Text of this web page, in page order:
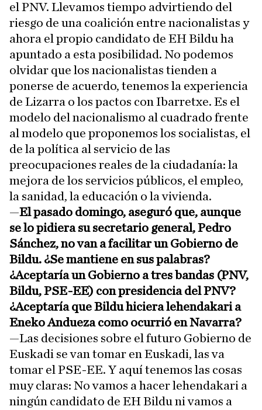
el PNV. Llevamos tiempo advirtiendo del
riesgo de una coalición entre nacionalistas y
ahora el propio candidato de EH Bildu ha
apuntado a esta posibilidad. No podemos
olvidar que los nacionalistas tienden a
ponerse de acuerdo, tenemos la experiencia
de Lizarra o los pactos con Ibarretxe. Es el
modelo del nacionalismo al cuadrado frente
al modelo que proponemos los socialistas, el
de la política al servicio de las
preocupaciones reales de la ciudadanía: la
mejora de los servicios públicos, el empleo,
la sanidad, la educación o la vivienda.
—El pasado domingo, aseguró que, aunque
se lo pidiera su secretario general, Pedro
Sánchez, no van a facilitar un Gobierno de
Bildu. ¿Se mantiene en sus palabras?
¿Aceptaría un Gobierno a tres bandas (PNV,
Bildu, PSE-EE) con presidencia del PNV?
¿Aceptaría que Bildu hiciera lehendakari a
Eneko Andueza como ocurrió en Navarra?
—Las decisiones sobre el futuro Gobierno de
Euskadi se van tomar en Euskadi, las va
tomar el PSE-EE. Y aquí tenemos las cosas
muy claras: No vamos a hacer lehendakari a
ningún candidato de EH Bildu ni vamos a